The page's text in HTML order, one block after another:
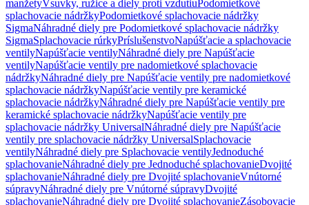
manžetyVsuvky, ružice a diely proti vzdutiuPodomietkové
splachovacie nádržkyPodomietkové splachovacie nádržky
SigmaNáhradné diely pre Podomietkové splachovacie nádržky
SigmaSplachovacie rúrkyPríslušenstvoNapúšťacie a splachovacie
ventilyNapúšťacie ventilyNáhradné diely pre Napúšťacie
ventilyNapúšťacie ventily pre nadomietkové splachovacie
nádržkyNáhradné diely pre Napúšťacie ventily pre nadomietkové
splachovacie nádržkyNapúšťacie ventily pre keramické
splachovacie nádržkyNáhradné diely pre Napúšťacie ventily pre
keramické splachovacie nádržkyNapúšťacie ventily pre
splachovacie nádržky UniversalNáhradné diely pre Napúšťacie
ventily pre splachovacie nádržky UniversalSplachovacie
ventilyNáhradné diely pre Splachovacie ventilyJednoduché
splachovanieNáhradné diely pre Jednoduché splachovanieDvojité
splachovanieNáhradné diely pre Dvojité splachovanieVnútorné
súpravyNáhradné diely pre Vnútorné súpravyDvojité
splachovanieNáhradné diely pre Dvojité splachovanieZásobovacie